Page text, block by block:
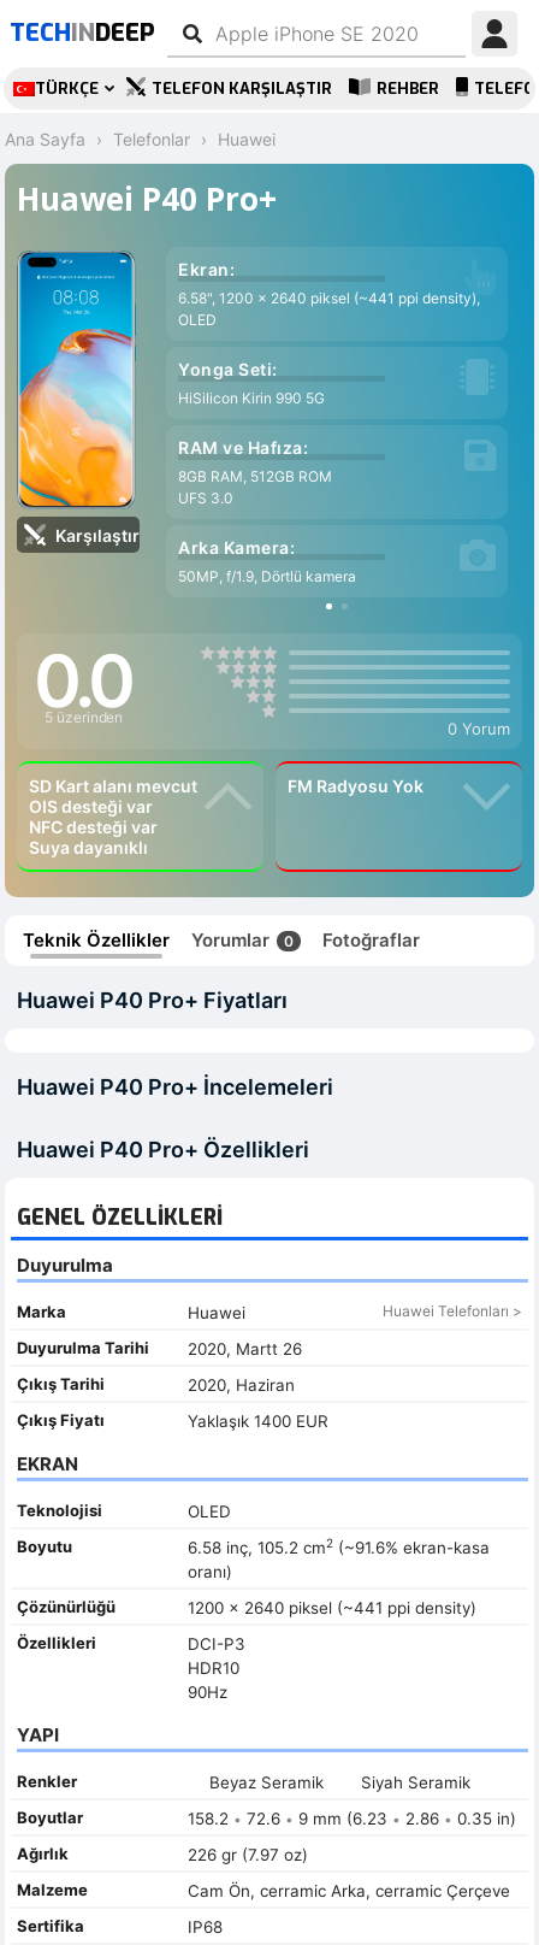
TECHINDEEP
TÜRKÇE TELEFON KARŞILAŞTIR REHBER
Ana Sayfa Telefonlar Huawei
Huawei P40 Pro+
Karşılaştır
Ekran:
6.58", 1200 x 2640 piksel (~441 ppi density),
OLED
Yonga Seti:
HiSilicon Kirin 990 5G
RAM ve Hafıza:
8GB RAM, 512GB ROM
UFS 3.0
Arka Kamera:
50MP, f/1.9, Dörtlü kamera
0.0
5 üzerinden
0 Yorum
SD Kart alanı mevcut
OIS desteği var
NFC desteği var
Suya dayanıklı
FM Radyosu Yok
Teknik Özellikler Yorumlar 0 Fotoğraflar
Huawei P40 Pro+ Fiyatları
Huawei P40 Pro+ İncelemeleri
Huawei P40 Pro+ Özellikleri
GENEL ÖZELLIKLERI
Duyurulma
Marka Huawei Huawei Telefonları >
Duyurulma Tarihi
2020, Martt 26
Çıkış Tarihi
2020, Haziran
Çıkış Fiyatı
Yaklaşık 1400 EUR
EKRAN
Teknolojisi
OLED
Boyutu
6.58 inç, 105.2 cm2(~91.6% ekran-kasa
oranı)
Çözünürlüğü
1200 x 2640 piksel (~441 ppi density)
Özellikleri
DCI-P3
HDR10
90Hz
YAPI
Renkler Beyaz Seramik
Siyah Seramik
Boyutlar
158.2 • 72.6 • 9 mm (6.23 • 2.86 • 0.35 in)
Ağırlık
226 gr (7.97 oz)
Malzeme
Cam Ön, cerramic Arka, cerramic Çerçeve
Sertifika
IP68